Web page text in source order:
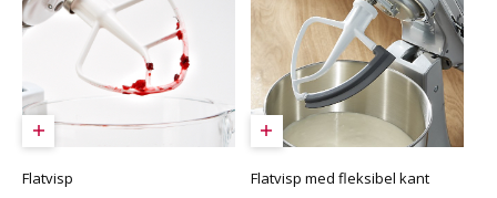
Flatvisp Flatvisp med fleksibel kant